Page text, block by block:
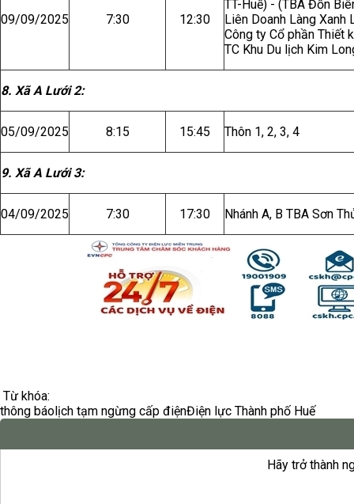
09/09/2025 7:30 12:30
TT-Huế) - (TBA Đồn
Liên Doanh Làng Xanh
Công ty Cổ phần Thiết
TC Khu Du lịch Kim
8. Xã A Lưới 2:
05/09/2025 8:15 15:45 Thôn 1, 2, 3, 4
9. Xã A Lưới 3:
04/09/2025 7:30 17:30 Nhánh A, B TBA Sơn
Từ khóa:
thông báolịch tạm ngừng cấp điệnĐiện lực Thành phố Huế
Hãy trở thành